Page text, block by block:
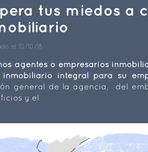
tus miedos a
el 10/10/18
agentes o empresarios
inmobiliario integral para su
general de la agencia, del
y el